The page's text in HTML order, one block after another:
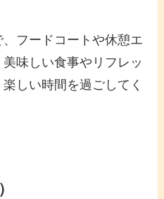
フードコートや休憩エ
味しい食事やリフレッ
しい時間を過ごしてく